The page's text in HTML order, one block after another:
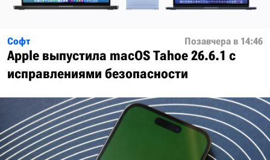
Софт Позавчера в 14:46
Apple выпустила macOS Tahoe 26.6.1 с
исправлениями безопасности